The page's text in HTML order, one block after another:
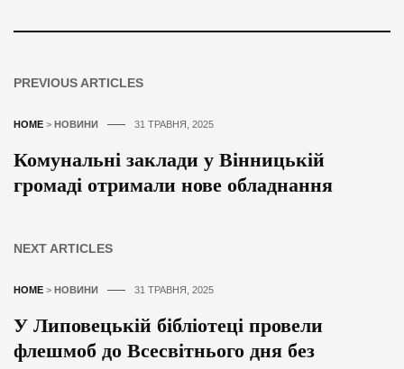
PREVIOUS ARTICLES
HOME > НОВИНИ 31 ТРАВНЯ, 2025
Комунальні заклади у Вінницькій
громаді отримали нове обладнання
NEXT ARTICLES
HOME > НОВИНИ 31 ТРАВНЯ, 2025
У Липовецькій бібліотеці провели
флешмоб до Всесвітнього дня без